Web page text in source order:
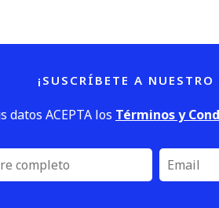
¡SUSCRÍBETE A NUESTRO
datos ACEPTA los Términos y